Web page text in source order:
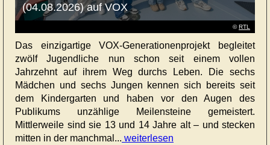
©RTL
(04.08.2026) auf VOX
Das einzigartige VOX-Generationenprojekt begleitet
zwölf Jugendliche nun schon seit einem vollen
Jahrzehnt auf ihrem Weg durchs Leben. Die sechs
Mädchen und sechs Jungen kennen sich bereits seit
dem Kindergarten und haben vor den Augen des
Publikums unzählige Meilensteine gemeistert.
Mittlerweile sind sie 13 und 14 Jahre alt – und stecken
mitten in der manchmal... weiterlesen